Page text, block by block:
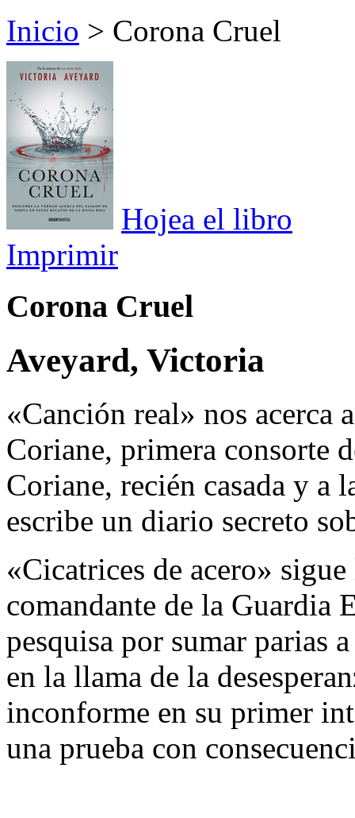
Inicio > Corona Cruel
Hojea el libro
Imprimir
Corona Cruel
Aveyard, Victoria
«Canción real» nos acerca
Coriane, primera consorte
Coriane, recién casada y a
escribe un diario secreto
«Cicatrices de acero»
comandante de la Guardia
pesquisa por sumar parias
en la llama de la
inconforme en su primer
una prueba con